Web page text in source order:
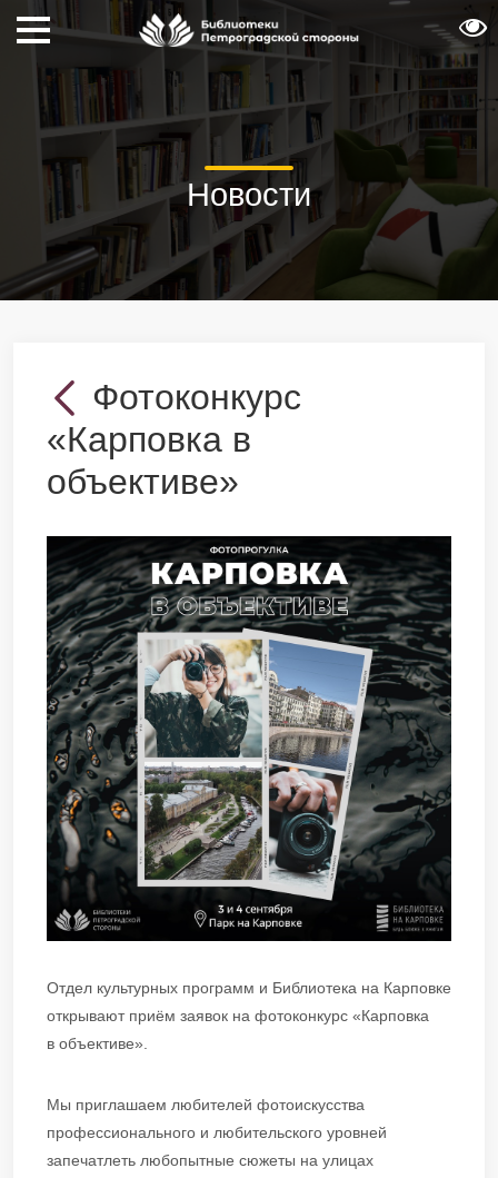
Новости
Фотоконкурс
«Карповка в
объективе»
Отдел культурных программ и Библиотека на Карповке
открывают приём заявок на фотоконкурс «Карповка
в объективе».
Мы приглашаем любителей фотоискусства
профессионального и любительского уровней
запечатлеть любопытные сюжеты на улицах